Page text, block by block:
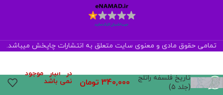
تمامی حقوق مادی و معنوی سایت متعلق به انتشارات چاپخش میباشد.
تاریخ فلسفه راتلج
(جلد 5)
340,000 تومان
در انبار موجود
نمی باشد